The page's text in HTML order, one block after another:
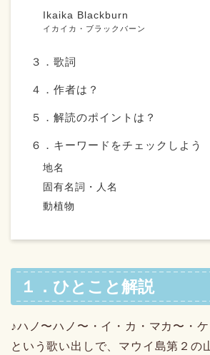
Ikaika Blackburn
イカイカ・ブラックバーン
３．歌詞
４．作者は？
５．解読のポイントは？
６．キーワードをチェックしよう
地名
固有名詞・人名
動植物
１．ひとこと解説
♪ハノ〜ハノ〜・イ・カ・マカ〜・
という歌い出しで、マウイ島第２の